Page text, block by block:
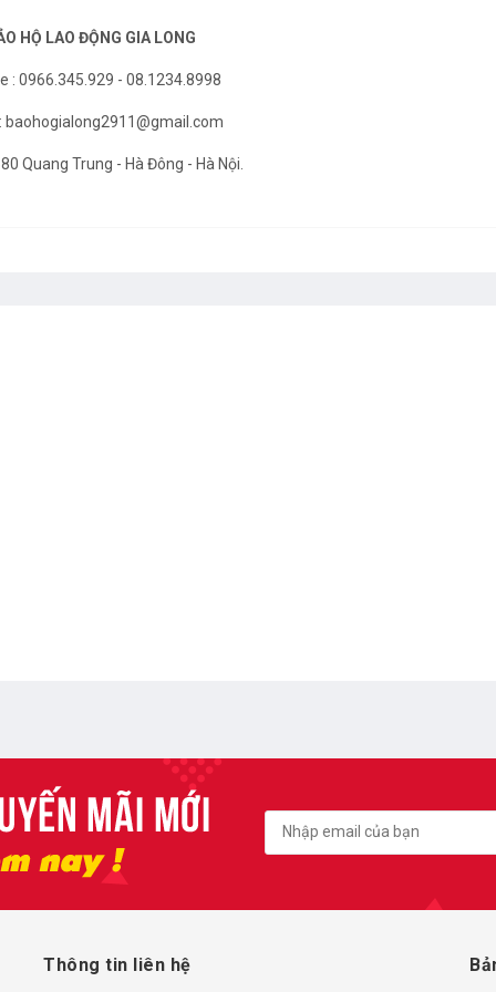
HỘ LAO ĐỘNG GIA LONG
: 0966.345.929 - 08.1234.8998
baohogialong2911@gmail.com
Quang Trung - Hà Đông - Hà Nội.
Thông tin liên hệ